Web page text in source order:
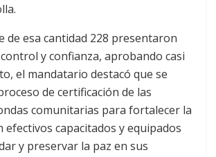
de esa cantidad 228 presentaron
y confianza, aprobando casi
el mandatario destacó que se
de certificación de las
comunitarias para fortalecer la
efectivos capacitados y equipados
y preservar la paz en sus